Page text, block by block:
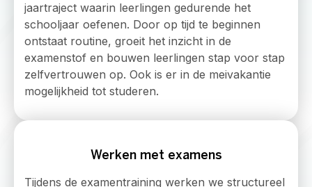
jaartraject waarin leerlingen gedurende het
schooljaar oefenen. Door op tijd te beginnen
ontstaat routine, groeit het inzicht in de
examenstof en bouwen leerlingen stap voor stap
zelfvertrouwen op. Ook is er in de meivakantie
mogelijkheid tot studeren.
Werken met examens
Tijdens de examentraining werken we structureel